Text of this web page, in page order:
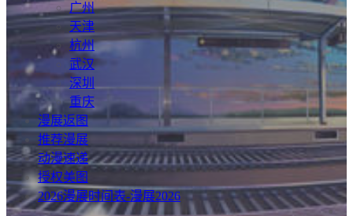
广州
天津
杭州
武汉
深圳
重庆
漫展返图
推荐漫展
动漫速递
授权美图
2026漫展时间表-漫展2026